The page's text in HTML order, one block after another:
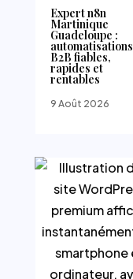
Expert n8n
Martinique
Guadeloupe :
automatisations
B2B fiables,
rapides et
rentables
9 Août 2026